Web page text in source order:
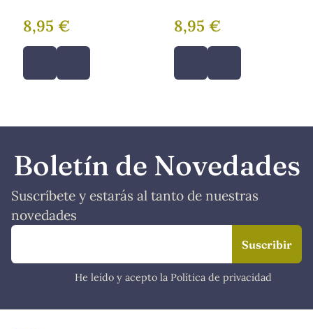
8,95 € 8,95 €
Boletín de Novedades
Suscríbete y estarás al tanto de nuestras
novedades
He leído y acepto la Política de privacidad